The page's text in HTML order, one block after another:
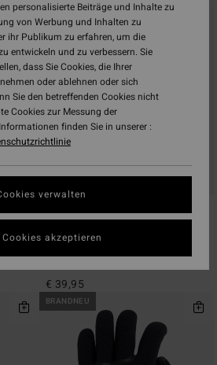
Absolute Core 2mm
€ 39,95
BRANDNEU
personalisierte Beiträge und Inhalte zu
von Werbung und Inhalten zu
ihr Publikum zu erfahren, um die
entwickeln und zu verbessern. Sie
dass Sie Cookies, die Ihrer
oder ablehnen oder sich
Sie den betreffenden Cookies nicht
Cookies zur Messung der
finden Sie in unserer :
verwalten
akzeptieren